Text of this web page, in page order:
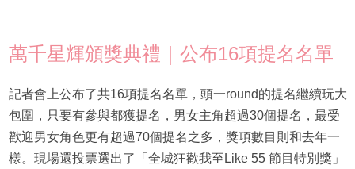
萬千星輝頒獎典禮｜公布16項提名名單
記者會上公布了共16項提名名單，頭一round的提名繼續玩大
包圍，只要有參與都獲提名，男女主角超過30個提名，最受
歡迎男女角色更有超過70個提名之多，獎項數目則和去年一
樣。現場還投票選出了「全城狂歡我至Like 55 節目特別獎」